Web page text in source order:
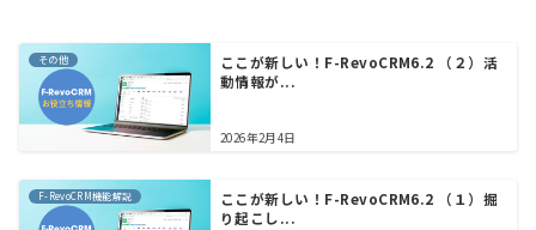
その他
ここが新しい！F-RevoCRM6.2 （２）活
動情報が...
2026年2月4日
F-RevoCRM機能解説
ここが新しい！F-RevoCRM6.2 （１）掘
り起こし...